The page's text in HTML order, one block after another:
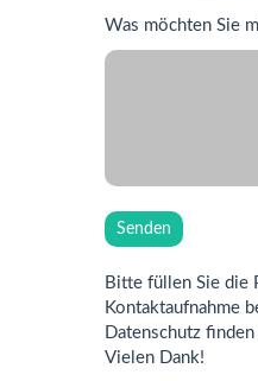
Was möchten Sie
Bitte füllen Sie die
Kontaktaufnahme
Datenschutz
Vielen Dank!